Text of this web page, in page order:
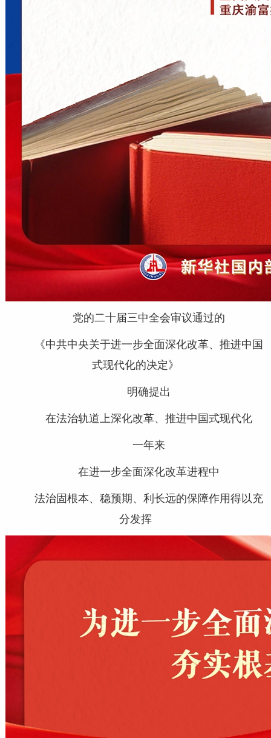
党的二十届三中全会审议通过的
《中共中央关于进一步全面深化改革、推进中国
式现代化的决定》
明确提出
在法治轨道上深化改革、推进中国式现代化
一年来
在进一步全面深化改革进程中
法治固根本、稳预期、利长远的保障作用得以充
分发挥